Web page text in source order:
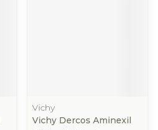
Vichy
Vichy Dercos Aminexil